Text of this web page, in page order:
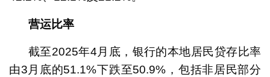
营运比率
截至2025年4月底，银行的本地居民贷存比率
由3月底的51.1%下跌至50.9%，包括非居民部分